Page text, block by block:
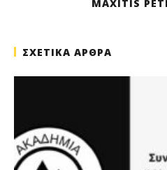
MAXITIS
ΣΧΕΤΙΚΑ ΑΡΘΡΑ